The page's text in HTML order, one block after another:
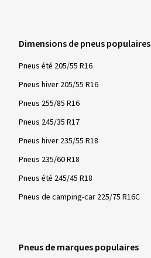
Dimensions de pneus populaires
Pneus été 205/55 R16
Pneus hiver 205/55 R16
Pneus 255/85 R16
Pneus 245/35 R17
Pneus hiver 235/55 R18
Pneus 235/60 R18
Pneus été 245/45 R18
Pneus de camping-car 225/75 R16C
Pneus de marques populaires